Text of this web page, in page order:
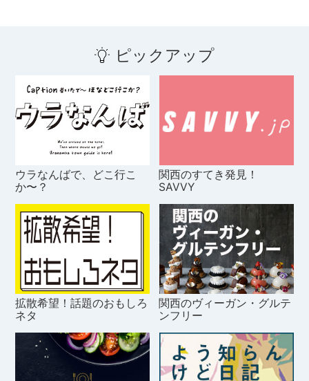
ピックアップ
ウラなんばで、どこ行こ
か〜？
関西のすてき発見！
SAVVY
拡散希望！話題のおもしろ
ネタ
関西のヴィーガン・グルテ
ンフリー